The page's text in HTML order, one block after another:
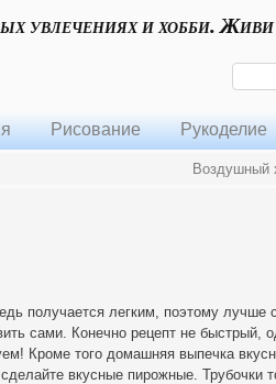
увлечениях и хобби.
Рисование Рукоделие
Воздушный
получается легким, поэтому лучше
сами. Конечно рецепт не быстрый,
Кроме того домашняя выпечка
вкусные пирожные. Трубочки